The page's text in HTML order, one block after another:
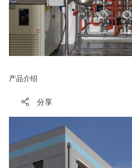
产品介绍
分享